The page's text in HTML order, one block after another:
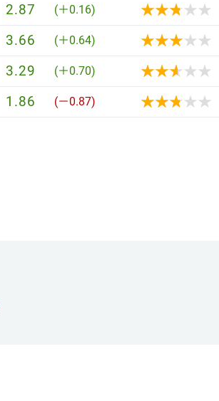
2.87 (＋0.16) ★★★★★
★★★★★
3.66 (＋0.64) ★★★★★
★★★★★
3.29 (＋0.70) ★★★★★
★★★★★
1.86 (－0.87) ★★★★★
★★★★★